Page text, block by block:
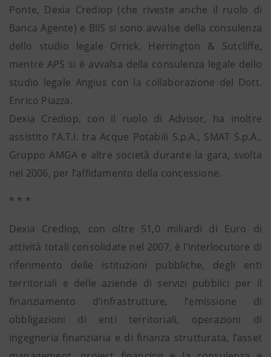
Ponte, Dexia Crediop (che riveste anche il ruolo di
Banca Agente) e BIIS si sono avvalse della consulenza
dello studio legale Orrick, Herrington & Sutcliffe,
mentre APS si è avvalsa della consulenza legale dello
studio legale Angius con la collaborazione del Dott.
Enrico Piazza.
Dexia Crediop, con il ruolo di Advisor, ha inoltre
assistito l’A.T.I. tra Acque Potabili S.p.A., SMAT S.p.A.,
Gruppo AMGA e altre società durante la gara, svolta
nel 2006, per l’affidamento della concessione.
* * *
Dexia Crediop, con oltre 51,0 miliardi di Euro di
attività totali consolidate nel 2007, è l’interlocutore di
riferimento delle istituzioni pubbliche, degli enti
territoriali e delle aziende di servizi pubblici per il
finanziamento d’infrastrutture, l’emissione di
obbligazioni di enti territoriali, operazioni di
ingegneria finanziaria e di finanza strutturata, l’asset